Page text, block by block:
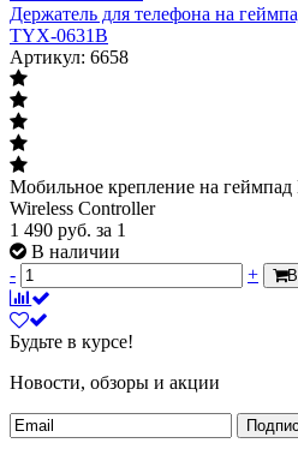
Держатель для телефона на
TYX-0631B
Артикул: 6658
Мобильное крепление на
Wireless Controller
1 490 руб. за 1
В наличии
-
+
Будьте в курсе!
Новости, обзоры и акции